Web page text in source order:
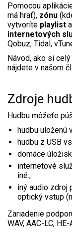
Pomocou
má hrať), zónu
vytvoríte playlist
internetových
Qobuz, Tidal,
Návod, ako si
nájdete v našom
Zdroje
Hudbu môžeťe
hudbu uloženú
hudbu z USB
domáce
internetové
iné.,
iný audio zdroj
optický vstup
Zariadenie
WAV, AAC-LC,